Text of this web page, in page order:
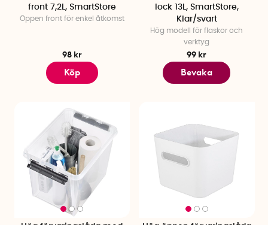
front 7,2L, SmartStore
Öppen front för enkel åtkomst
98 kr
Köp
lock 13L, SmartStore,
Klar/svart
Hög modell för flaskor och
verktyg
99 kr
Bevaka